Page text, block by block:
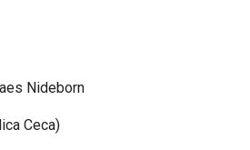
Nideborn
Ceca)